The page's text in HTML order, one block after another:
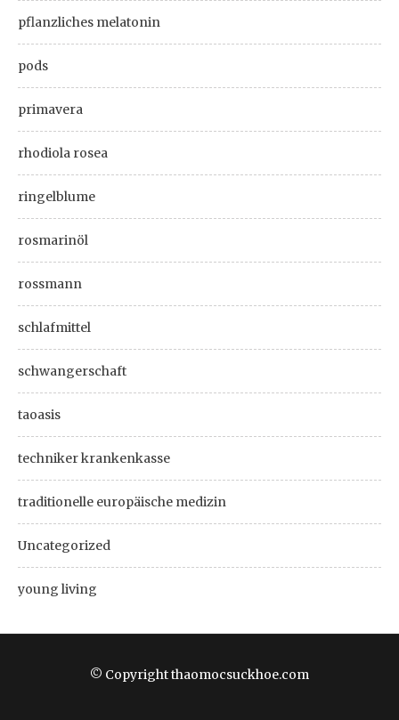
pflanzliches melatonin
pods
primavera
rhodiola rosea
ringelblume
rosmarinöl
rossmann
schlafmittel
schwangerschaft
taoasis
techniker krankenkasse
traditionelle europäische medizin
Uncategorized
young living
© Copyright thaomocsuckhoe.com